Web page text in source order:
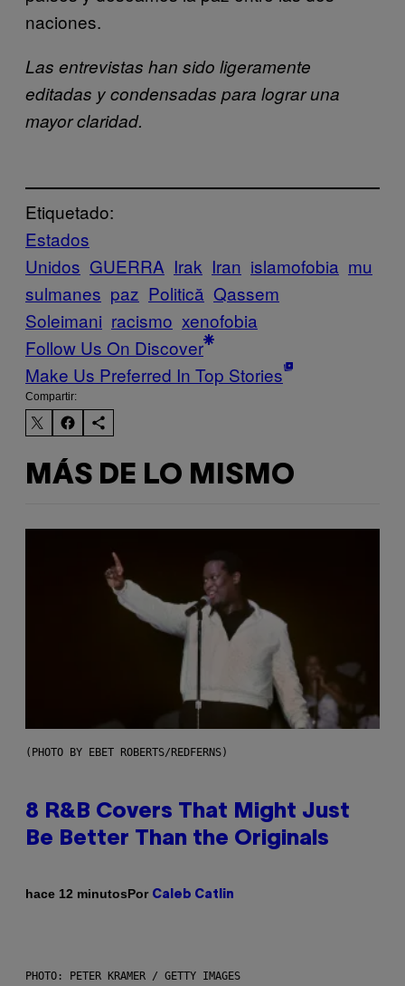
naciones.
Las entrevistas han sido ligeramente
editadas y condensadas para lograr una
mayor claridad.
Etiquetado:
Estados
Unidos GUERRA Irak Iran islamofobia mu
sulmanes paz Politică Qassem
Soleimani racismo xenofobia
Follow Us On Discover
Make Us Preferred In Top Stories
Compartir:
MÁS DE LO MISMO
(PHOTO BY EBET ROBERTS/REDFERNS)
8 R&B Covers That Might Just
Be Better Than the Originals
hace 12 minutosPor Caleb Catlin
PHOTO: PETER KRAMER / GETTY IMAGES